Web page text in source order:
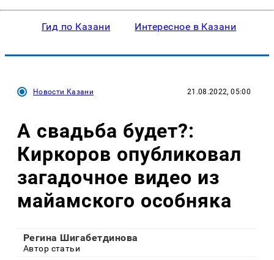
Гид по Казани Интересное в Казани
Новости Казани 21.08.2022, 05:00
А свадьба будет?:
Киркоров опубликовал
загадочное видео из
майамского особняка
Регина Шигабетдинова
Автор статьи